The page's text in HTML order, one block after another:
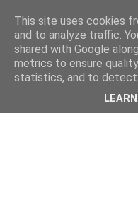
This site uses cookies
and to analyze traffic.
shared with Google
metrics to ensure
statistics, and to detect